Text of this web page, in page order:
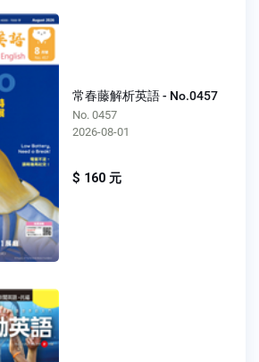
常春藤解析英語 - No.0457
No. 0457
2026-08-01
$ 160 元